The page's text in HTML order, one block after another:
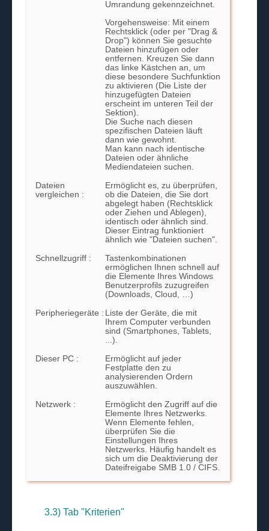
Umrandung gekennzeichnet.
Vorgehensweise: Mit einem
Rechtsklick (oder per "Drag &
Drop") können Sie gesuchte
Dateien hinzufügen oder
entfernen. Kreuzen Sie dann
das linke Kästchen an, um
diese besondere Suchfunktion
zu aktivieren (Die Liste der
hinzugefügten Dateien
erscheint im unteren Teil der
Sektion).
Die Suche nach diesen
spezifischen Dateien läuft
dann wie gewohnt.
Man kann nach identische
Dateien oder ähnliche
Mediendateien suchen.
Dateien
vergleichen :
Ermöglicht es, zu überprüfen,
ob die Dateien, die Sie dort
abgelegt haben (Rechtsklick
oder Ziehen und Ablegen),
identisch oder ähnlich sind.
Dieser Eintrag funktioniert
ähnlich wie "Dateien suchen".
Schnellzugriff :
Tastenkombinationen
ermöglichen Ihnen schnell auf
die Elemente Ihres Windows
Benutzerprofils zuzugreifen
(Downloads, Cloud, …)
Peripheriegeräte : Liste der Geräte, die mit
Ihrem Computer verbunden
sind (Smartphones, Tablets,
...).
Dieser PC :
Ermöglicht auf jeder
Festplatte den zu
analysierenden Ordern
auszuwählen.
Netzwerk :
Ermöglicht den Zugriff auf die
Elemente Ihres Netzwerks.
Wenn Elemente fehlen,
überprüfen Sie die
Einstellungen Ihres
Netzwerks. Häufig handelt es
sich um die Deaktivierung der
Dateifreigabe SMB 1.0 / CIFS.
3.3) Tab "Kriterien"